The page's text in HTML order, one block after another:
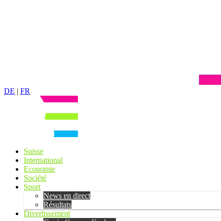
DE | FR
Suisse
International
Economie
Société
Sport
News en direct
Résultats
Divertissement